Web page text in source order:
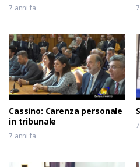
7 anni fa
Cassino: Carenza personale
in tribunale
7 anni fa